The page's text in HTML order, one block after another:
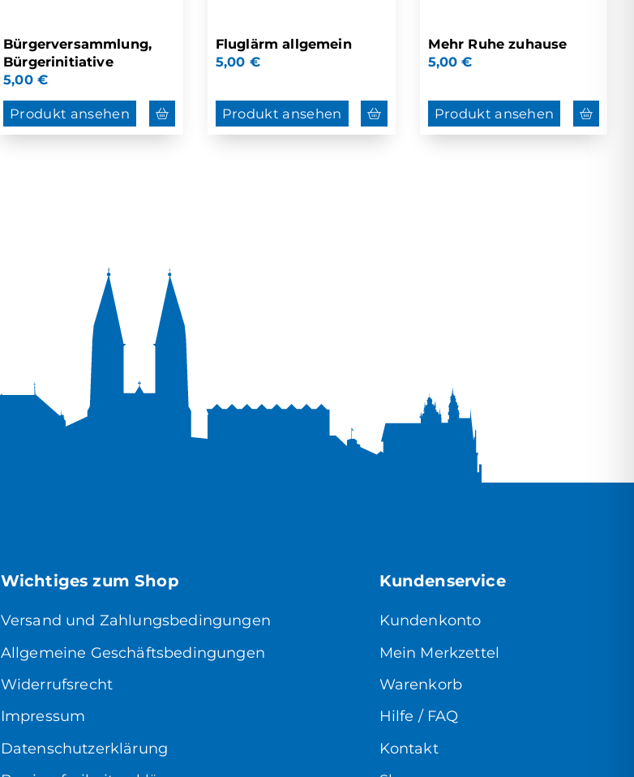
Bürgerversammlung,
Bürgerinitiative
5,00 €
Produkt ansehen
Fluglärm allgemein
5,00 €
Produkt ansehen
Mehr Ruhe zuhause
5,00€
Produkt ansehen
Wichtiges zum Shop
Versand und Zahlungsbedingungen
Allgemeine Geschäftsbedingungen
Widerrufsrecht
Impressum
Datenschutzerklärung
Kundenservice
Kundenkonto
Mein Merkzettel
Warenkorb
Hilfe / FAQ
Kontakt